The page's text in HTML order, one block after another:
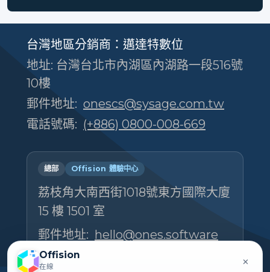
台灣地區分銷商：邁達特數位
地址: 台灣台北市內湖區內湖路一段516號
10樓
郵件地址: onescs@sysage.com.tw
電話號碼: (+886) 0800-008-669
總部 Offision 體驗中心
荔枝角大南西街1018號東方國際大廈
15 樓 1501 室
郵件地址: hello@ones.software
電話號碼:
Offision
在線 ×